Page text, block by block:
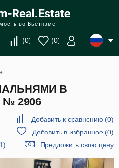
во Вьетнаме
(0) (0)
В
2906
Добавить к сравнению (0)
Добавить в избранное(0)
Предложить свою цену